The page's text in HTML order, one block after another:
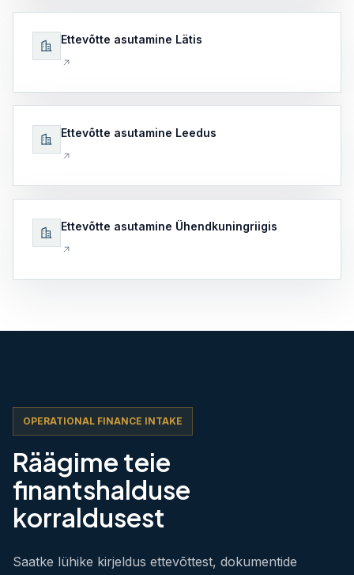
Ettevõtte asutamine Lätis
Ettevõtte asutamine Leedus
Ettevõtte asutamine Ühendkuningriigis
OPERATIONAL FINANCE INTAKE
Räägime teie
finantshalduse
korraldusest
Saatke lühike kirjeldus ettevõttest, dokumentide